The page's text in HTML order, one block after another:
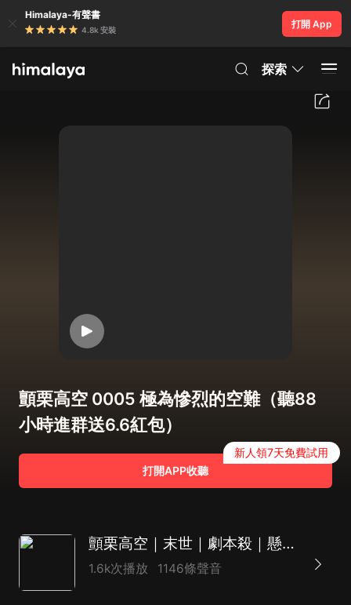
Himalaya-有聲書
4.8k 安裝
打開 App
探索
顫栗高空 0005 極為慘烈的空難（聽88
小時進群送6.6紅包）
打開APP收聽
新人領7天免費試用
顫栗高空｜末世｜劇本殺｜懸疑｜玄幻｜精品多人有聲劇
1.6k次播放 1146條聲音